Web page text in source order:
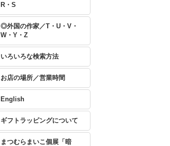
R・S
◎外国の作家／T・U・V・
W・Y・Z
いろいろな検索方法
お店の場所／営業時間
English
ギフトラッピングについて
まつむらまいこ個展「暗